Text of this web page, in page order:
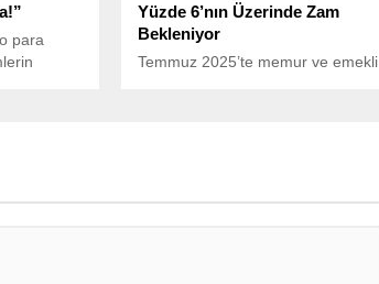
para
Yüzde 6’nın Üzerinde Zam
Bekleniyor
Temmuz 2025’te memur ve emekli